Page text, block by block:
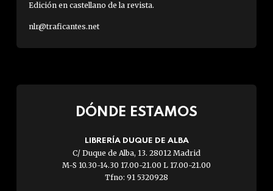
Edición en castellano de la revista.
nlr@traficantes.net
DÓNDE ESTAMOS
LIBRERÍA DUQUE DE ALBA
C/ Duque de Alba, 13. 28012 Madrid
M-S 10.30-14.30 17.00-21.00 L 17.00-21.00
Tfno: 91 5320928